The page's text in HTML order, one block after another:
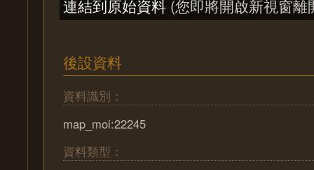
連結到原始資料 (您即將開啟新視窗離
後設資料
資料識別：
map_moi:22245
資料類型：